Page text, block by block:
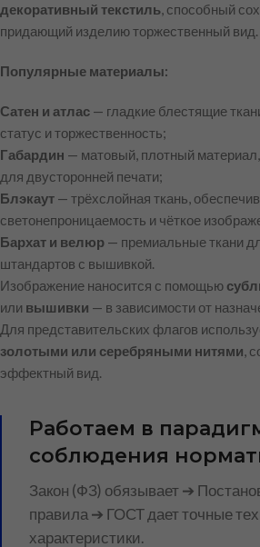
декоративный текстиль, способный
придающий изделию торжественный вид.
Популярные материалы:
Сатен и атлас — гладкие блестящие
статус и торжественность;
Габардин — матовый, плотный
для двусторонней печати;
Блэкаут — трёхслойная ткань,
светонепроницаемость и чёткое
Бархат и велюр — премиальные ткани
штандартов с вышивкой.
Изображение наносится с помощью
или вышивки — в зависимости от
Для представительских флагов
золотыми или серебряными нитями,
эффектный вид.
Работаем в
соблюдения
Закон (ФЗ) обязывает ➔
правила ➔ ГОСТ дает точные
характеристики.